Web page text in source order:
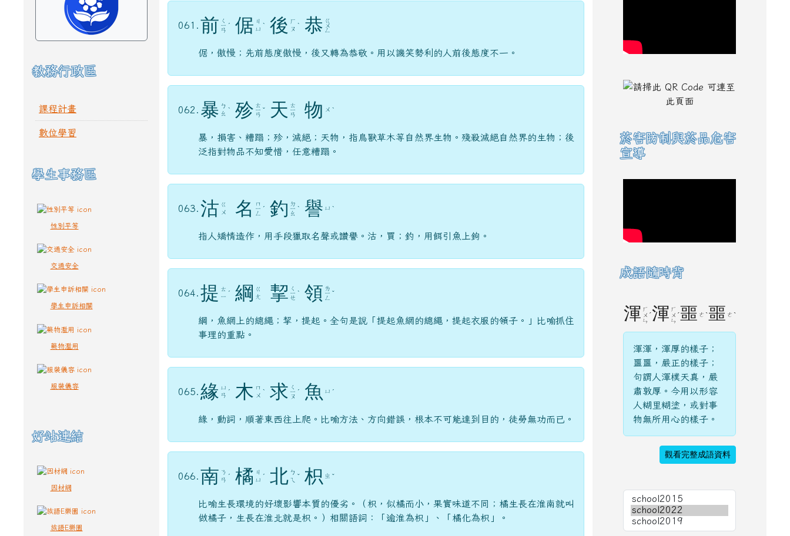
教務行政區
課程計畫
數位學習
學生事務區
性別平等
交通安全
學生申訴相關
藥物濫用
服裝儀容
好站連結
因材網
族語E樂園
061. 前 ㄑ
ㄧ
ㄢ
ˊ 倨 ㄐ
ㄩ ˋ 後 ㄏ
ㄡ ˋ 恭 ㄍ
ㄨ
ㄥ
倨，傲慢；先前態度傲慢，後又轉為恭敬。用以譏笑勢利的人前後態度不一。
062. 暴 ㄅ
ㄠ ˋ 殄 ㄊ
ㄧ
ㄢ
ˇ 天 ㄊ
ㄧ
ㄢ 物 ㄨ ˋ
暴，損害、糟蹋；殄，滅絕；天物，指鳥獸草木等自然界生物。殘殺滅絕自然界的生物；後
泛指對物品不知愛惜，任意糟蹋。
063. 沽 ㄍ
ㄨ
名 ㄇ
ㄧ
ㄥ
ˊ 釣 ㄉ
ㄧ
ㄠ
ˋ 譽 ㄩ ˋ
指人矯情造作，用手段獵取名聲或讚譽。沽，買；釣，用餌引魚上鉤。
064. 提 ㄊ
ㄧ ˊ 綱
ㄍ
ㄤ
挈 ㄑ
ㄧ
ㄝ
ˋ 領 ㄌ
ㄧ
ㄥ
ˇ
綱，魚網上的總繩；挈，提起。全句是說「提起魚網的總繩，提起衣服的領子。」比喻抓住
事理的重點。
065. 緣 ㄩ
ㄢ ˊ 木 ㄇ
ㄨ ˋ 求 ㄑ
ㄧ
ㄡ
ˊ 魚 ㄩ ˊ
緣，動詞，順著東西往上爬。比喻方法、方向錯誤，根本不可能達到目的，徒勞無功而已。
066. 南 ㄋ
ㄢ ˊ 橘 ㄐ
ㄩ ˊ 北 ㄅ
ㄟ ˇ 枳 ㄓ ˇ
比喻生長環境的好壞影響本質的優劣。（枳，似橘而小，果實味道不同；橘生長在淮南就叫
做橘子，生長在淮北就是枳。）相關語詞：「逾淮為枳」、「橘化為枳」。
菸害防制與菸品危害
宣導
成語隨時背
渾 ㄏ
ㄨ
ㄣ
ˊ渾 ㄏ
ㄨ
ㄣ
ˊ噩 ㄜ ˋ噩 ㄜ ˋ
渾渾，渾厚的樣子；
噩噩，嚴正的樣子；
句謂人渾樸天真，嚴
肅敦厚。今用以形容
人糊里糊塗，或對事
物無所用心的樣子。
觀看完整成語資料